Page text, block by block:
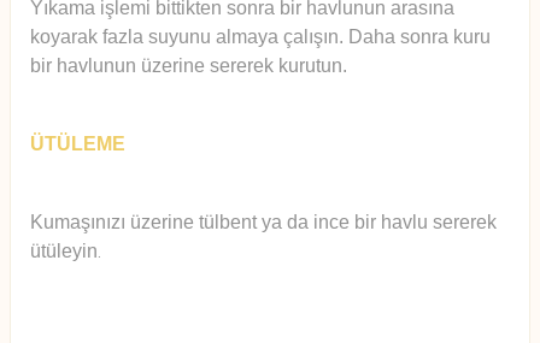
Yıkama işlemi bittikten sonra bir havlunun arasına
koyarak fazla suyunu almaya çalışın. Daha sonra kuru
bir havlunun üzerine sererek kurutun.
ÜTÜLEME
Kumaşınızı üzerine tülbent ya da ince bir havlu sererek
ütüleyin.